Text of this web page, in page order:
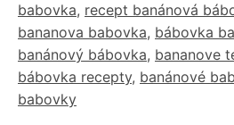
babovka, recept banánová
bananova babovka, bábovka
banánový bábovka, bananove
bábovka recepty, banánové
babovky